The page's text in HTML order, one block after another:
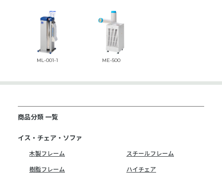
ML-001-1 ME-500
商品分類 一覧
イス・チェア・ソファ
木製フレーム
スチールフレーム
樹脂フレーム
ハイチェア